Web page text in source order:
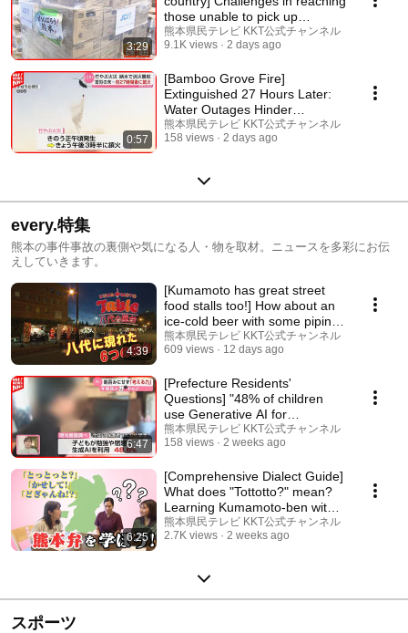
3:29
those unable to pick up
supplies, with s...
熊本県民テレビ KKT公式チャンネル
9.1K views
2 days ago
0:57
[Bamboo Grove Fire]
Extinguished 27 Hours Later:
Water Outages Hinder
Firefighting Efforts | Uki ...
熊本県民テレビ KKT公式チャンネル
158 views
2 days ago
every.特集
熊本の事件事故の裏側や気になる人・物を取材。ニュースを多彩にお伝
えしていきます。
4:39
[Kumamoto has great street
food stalls too!] How about an
ice-cold beer with some piping
hot stre...
熊本県民テレビ KKT公式チャンネル
609 views
12 days ago
6:47
[Prefecture Residents'
Questions] "48% of children
use Generative AI for
schoolwork": How should ...
熊本県民テレビ KKT公式チャンネル
158 views
2 weeks ago
6:25
[Comprehensive Dialect Guide]
What does "Tottotto?" mean?
Learning Kumamoto-ben with a
handbook d...
熊本県民テレビ KKT公式チャンネル
2.7K views
2 weeks ago
スポーツ